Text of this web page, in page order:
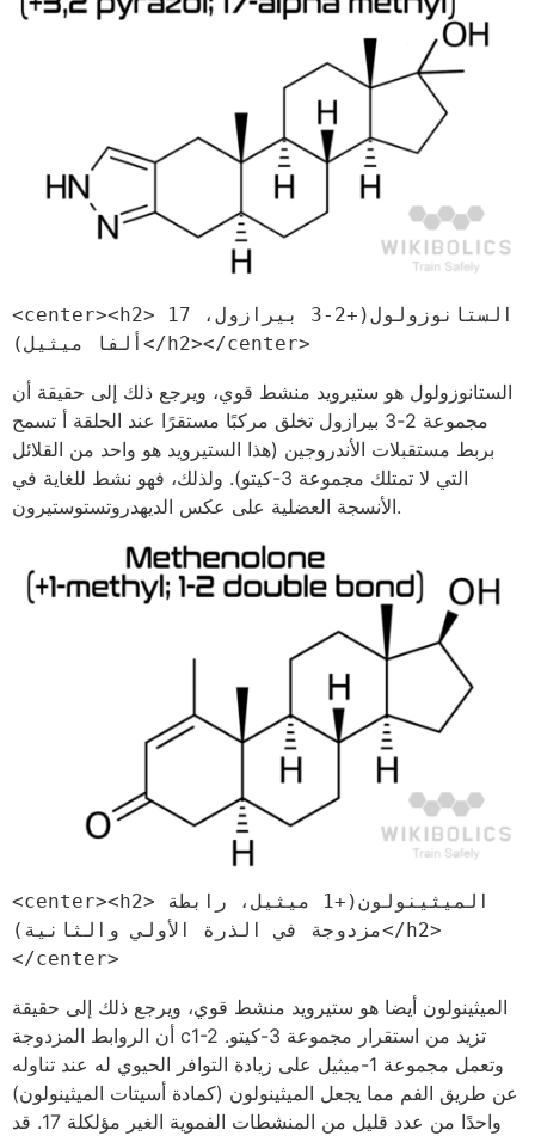
<center><h2>الستانوزولول(+2-3 بيرازول، 17
ألفا ميثيل)</h2></center>
الستانوزولول هو ستيرويد منشط قوي، ويرجع ذلك إلى حقيقة أن
مجموعة 2-3 بيرازول تخلق مركبًا مستقرًا عند الحلقة أ تسمح
بربط مستقبلات الأندروجين (هذا الستيرويد هو واحد من القلائل
التي لا تمتلك مجموعة 3-كيتو). ولذلك، فهو نشط للغاية في
الأنسجة العضلية على عكس الديهدروتستوستيرون.
<center><h2>الميثينولون(+1 ميثيل، رابطة
مزدوجة في الذرة الأولي والثانية)</h2>
</center>
الميثينولون أيضا هو ستيرويد منشط قوي، ويرجع ذلك إلى حقيقة
أن الروابط المزدوجة c1-2 تزيد من استقرار مجموعة 3-كيتو.
وتعمل مجموعة 1-ميثيل على زيادة التوافر الحيوي له عند تناوله
عن طريق الفم مما يجعل الميثينولون (كمادة أسيتات الميثينولون)
واحدًا من عدد قليل من المنشطات الفموية الغير مؤلكلة 17. قد